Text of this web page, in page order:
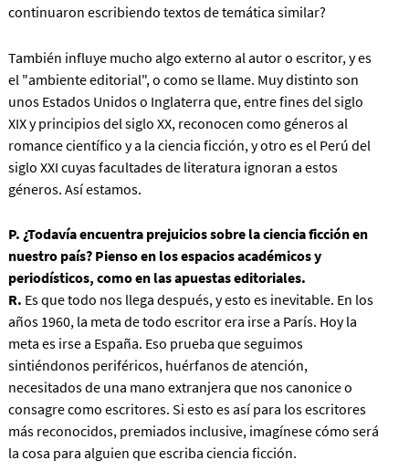
continuaron escribiendo textos de temática similar?
También influye mucho algo externo al autor o escritor, y es
el "ambiente editorial", o como se llame. Muy distinto son
unos Estados Unidos o Inglaterra que, entre fines del siglo
XIX y principios del siglo XX, reconocen como géneros al
romance científico y a la ciencia ficción, y otro es el Perú del
siglo XXI cuyas facultades de literatura ignoran a estos
géneros. Así estamos.
P. ¿Todavía encuentra prejuicios sobre la ciencia ficción en
nuestro país? Pienso en los espacios académicos y
periodísticos, como en las apuestas editoriales.
R. Es que todo nos llega después, y esto es inevitable. En los
años 1960, la meta de todo escritor era irse a París. Hoy la
meta es irse a España. Eso prueba que seguimos
sintiéndonos periféricos, huérfanos de atención,
necesitados de una mano extranjera que nos canonice o
consagre como escritores. Si esto es así para los escritores
más reconocidos, premiados inclusive, imagínese cómo será
la cosa para alguien que escriba ciencia ficción.